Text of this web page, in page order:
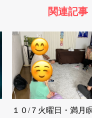
関連記事
１０/７火曜日・満月